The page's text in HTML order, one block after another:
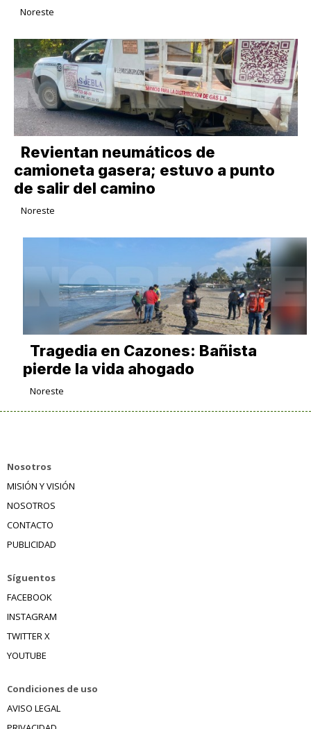
Noreste
Revientan neumáticos de
camioneta gasera; estuvo a punto
de salir del camino
Noreste
Tragedia en Cazones: Bañista
pierde la vida ahogado
Noreste
Nosotros
MISIÓN Y VISIÓN
NOSOTROS
CONTACTO
PUBLICIDAD
Síguentos
FACEBOOK
INSTAGRAM
TWITTER X
YOUTUBE
Condiciones de uso
AVISO LEGAL